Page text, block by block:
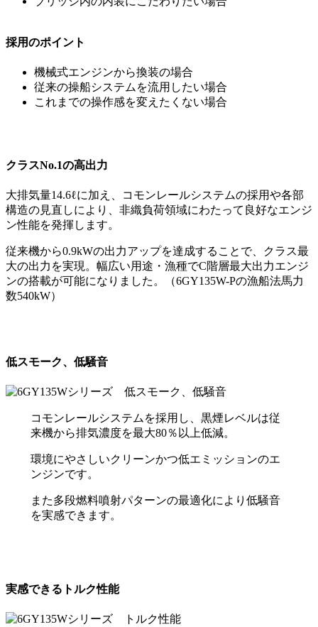
採用のポイント
機械式エンジンから換装の場合
従来の操船システムを流用したい場合
これまでの操作感を変えたくない場合
クラスNo.1の高出力
大排気量14.6ℓに加え、コモンレールシステムの採用や各部
構造の見直しにより、非織負荷領域にわたって良好なエンジ
ン性能を発揮します。
従来機から0.9kWの出力アップを達成することで、クラス最
大の出力を実現。幅広い用途・漁種でC階層最大出力エンジ
ンの搭載が可能になりました。（6GY135W-Pの漁船法馬力
数540kW）
低スモーク、低騒音
コモンレールシステムを採用し、黒煙レベルは従
来機から排気濃度を最大80％以上低減。
環境にやさしいクリーンかつ低エミッションのエ
ンジンです。
また多段燃料噴射パターンの最適化により低騒音
を実感できます。
実感できるトルク性能